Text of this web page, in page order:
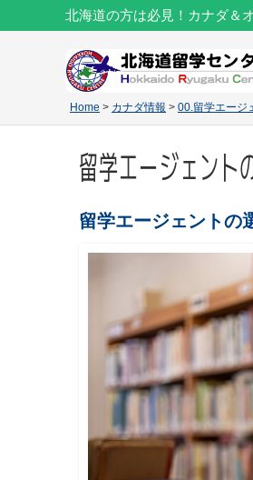
北海道の方は必見！カナダ＆
Home > カナダ情報 > 00.留学エージ
留学エージェント
留学エージェントの